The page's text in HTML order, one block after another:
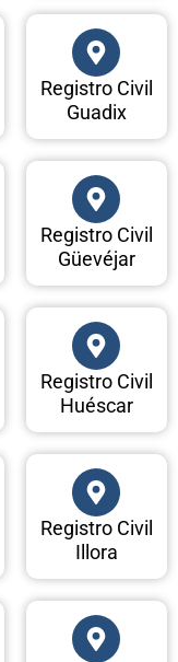
Registro Civil
Guadix
Registro Civil
Güevéjar
Registro Civil
Huéscar
Registro Civil
Illora